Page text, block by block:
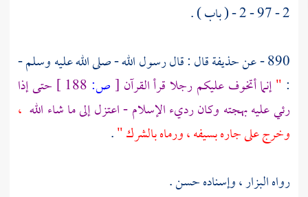
2 - 97 - 2 - ( باب ) .
890 - عن
حذيفةقال : قال رسول الله - صلى الله عليه وسلم -
:
"إنما أتخوف عليكم رجلا قرأ القرآن [ص:
حتى إذا
رئي عليه بهجته وكان رديء الإسلام - اعتزل إلى ما شاء الله ،
وخرج على جاره بسيفه ، ورماه بالشرك ".
رواهالبزار، وإسناده حسن .